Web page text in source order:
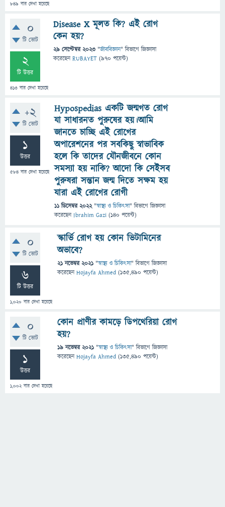
849 বার দেখা হয়েছে
0
টি ভোট
2
টি উত্তর
413 বার দেখা হয়েছে
Disease X মূলত কি? এই রোগ
কেন হয়?
29 সেপ্টেম্বর 2023 "জীববিজ্ঞান" বিভাগে জিজ্ঞাসা
করেছেনRUBAYET (970 পয়েন্ট)
+2
টি ভোট
1
উত্তর
584 বার দেখা হয়েছে
Hypospedias একটি জন্মগত রোগ
যা সাধারনত পুরুষের হয়।আমি
জানতে চাচ্ছি এই রোগের
অপারেশনের পর সবকিছু স্বাভাবিক
হলে কি তাদের যৌনজীবনে কোন
সমস্যা হয় নাকি? আদো কি সেইসব
পুরুষরা সন্তান জন্ম দিতে সক্ষম হয়
যারা এই রোগের রোগী
11 ডিসেম্বর 2022 "স্বাস্থ্য ও চিকিৎসা" বিভাগে জিজ্ঞাসা
করেছেনIbrahim Gazi (140 পয়েন্ট)
0
টি ভোট
6
টি উত্তর
1,020 বার দেখা হয়েছে
স্কার্ভি রোগ হয় কোন ভিটামিনের
অভাবে?
21 নভেম্বর 2021 "স্বাস্থ্য ও চিকিৎসা" বিভাগে জিজ্ঞাসা
করেছেনHojayfa Ahmed (135,490 পয়েন্ট)
0
টি ভোট
1
উত্তর
1,002বার দেখা হয়েছে
কোন প্রাণীর কামড়ে ডিপথেরিয়া রোগ
হয়?
19 নভেম্বর 2021 "স্বাস্থ্য ও চিকিৎসা" বিভাগে জিজ্ঞাসা
করেছেনHojayfa Ahmed (135,490 পয়েন্ট)